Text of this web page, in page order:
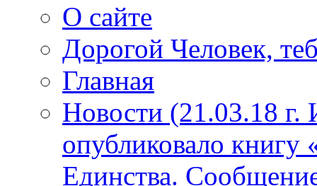
О сайте
Дорогой Человек,
Главная
Новости (21.03.18 г.
опубликовало книгу
Единства.